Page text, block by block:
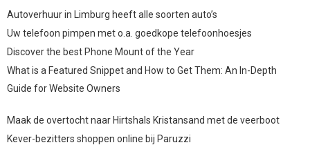
Autoverhuur in Limburg heeft alle soorten auto’s
Uw telefoon pimpen met o.a. goedkope telefoonhoesjes
Discover the best Phone Mount of the Year
What is a Featured Snippet and How to Get Them: An In-Depth
Guide for Website Owners
Maak de overtocht naar Hirtshals Kristansand met de veerboot
Kever-bezitters shoppen online bij Paruzzi